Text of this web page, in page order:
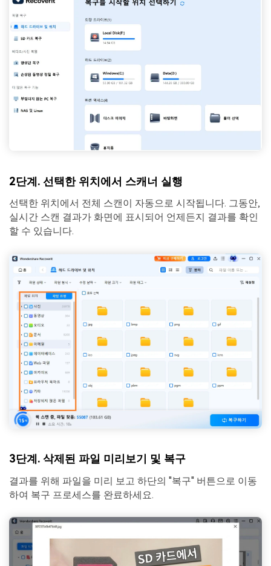
2단계. 선택한 위치에서 스캐너 실행
선택한 위치에서 전체 스캔이 자동으로 시작됩니다. 그동안,
실시간 스캔 결과가 화면에 표시되어 언제든지 결과를 확인
할 수 있습니다.
3단계. 삭제된 파일 미리보기 및 복구
결과를 위해 파일을 미리 보고 하단의 "복구" 버튼으로 이동
하여 복구 프로세스를 완료하세요.